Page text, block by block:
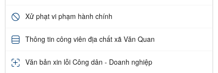
Xử phạt vi phạm hành chính
Thông tin công viên địa chất xã Văn Quan
Văn bản xin lỗi Công dân - Doanh nghiệp